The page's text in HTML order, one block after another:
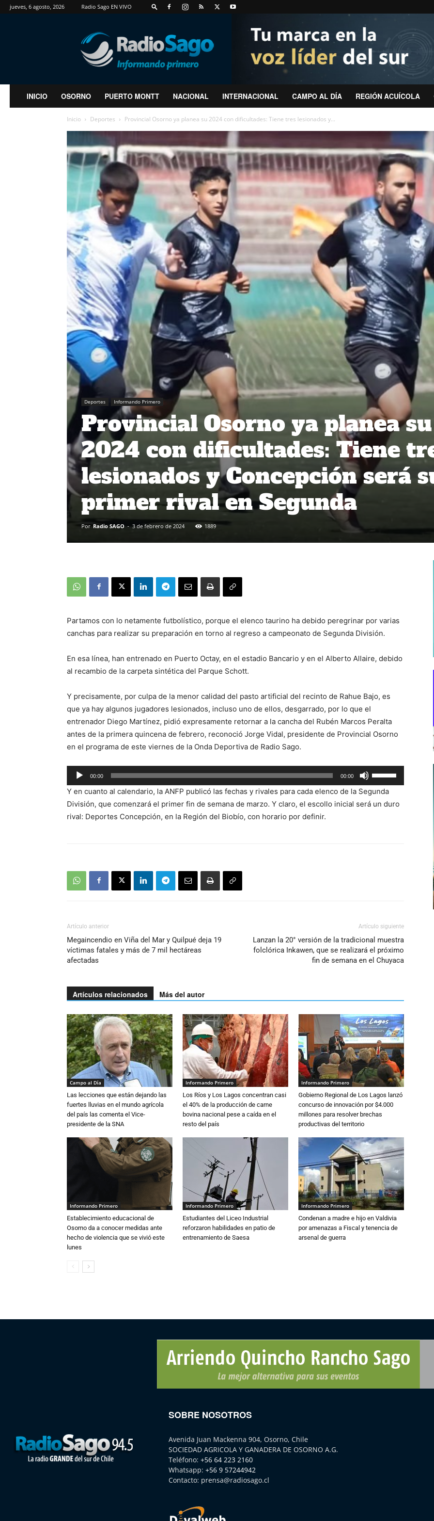
jueves, 6 agosto, 2026 Radio Sago EN VIVO
RadioSago
INICIO OSORNO PUERTO MONTT NACIONAL INTERNACIONAL CAMPO AL DÍA REGIÓN ACUÍCOLA
Inicio Deportes Provincial Osorno ya planea su 2024 con dificultades: Tiene tres lesionados y...
Deportes Informando Primero
Provincial Osorno ya planea su
2024 con dificultades: Tiene
lesionados y Concepción será
primer rival en Segunda
Por Radio SAGO - 3 de febrero de 2024 1889
Partamos con lo netamente futbolístico, porque el elenco taurino ha debido peregrinar por varias
canchas para realizar su preparación en torno al regreso a campeonato de Segunda División.
En esa línea, han entrenado en Puerto Octay, en el estadio Bancario y en el Alberto Allaire, debido
al recambio de la carpeta sintética del Parque Schott.
Y precisamente, por culpa de la menor calidad del pasto artificial del recinto de Rahue Bajo, es
que ya hay algunos jugadores lesionados, incluso uno de ellos, desgarrado, por lo que el
entrenador Diego Martínez, pidió expresamente retornar a la cancha del Rubén Marcos Peralta
antes de la primera quincena de febrero, reconoció Jorge Vidal, presidente de Provincial Osorno
en el programa de este viernes de la Onda Deportiva de Radio Sago.
Reproductor
de
audio
00:00 00:00
las
teclas
de
Y en cuanto al calendario, la ANFP publicó las fechas y rivales para cada elenco de la Segunda
División, que comenzará el primer fin de semana de marzo. Y claro, el escollo inicial será un duro
rival: Deportes Concepción, en la Región del Biobío, con horario por definir.
Artículo anterior
Megaincendio en Viña del Mar y Quilpué deja 19
víctimas fatales y más de 7 mil hectáreas
afectadas
Artículo siguiente
Lanzan la 20° versión de la tradicional muestra
folclórica Inkawen, que se realizará el próximo
fin de semana en el Chuyaca
Artículos relacionados Más del autor
Campo al Día
Las lecciones que están dejando las
fuertes lluvias en el mundo agrícola
del país las comenta el Vice-
presidente de la SNA
Informando Primero
Los Ríos y Los Lagos concentran casi
el 40% de la producción de carne
bovina nacional pese a caída en el
resto del país
Informando Primero
Gobierno Regional de Los Lagos lanzó
concurso de innovación por $4.000
millones para resolver brechas
productivas del territorio
Informando Primero
Establecimiento educacional de
Osorno da a conocer medidas ante
hecho de violencia que se vivió este
lunes
Informando Primero
Estudiantes del Liceo Industrial
reforzaron habilidades en patio de
entrenamiento de Saesa
Informando Primero
Condenan a madre e hijo en Valdivia
por amenazas a Fiscal y tenencia de
arsenal de guerra
SOBRE NOSOTROS
Avenida Juan Mackenna 904, Osorno, Chile
SOCIEDAD AGRICOLA Y GANADERA DE OSORNO A.G.
Teléfono: +56 64 223 2160
Whatsapp: +56 9 57244942
Contacto: prensa@radiosago.cl